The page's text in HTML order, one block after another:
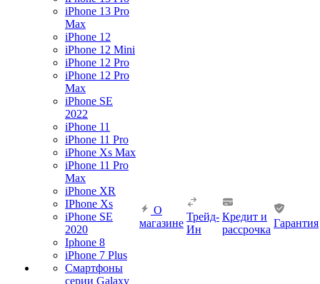
iPhone 13 Pro
Max
iPhone 12
iPhone 12 Mini
iPhone 12 Pro
iPhone 12 Pro
Max
iPhone SE
2022
iPhone 11
iPhone 11 Pro
iPhone Xs Max
iPhone 11 Pro
Max
iPhone XR
IPhone Xs
iPhone SE
2020
Iphone 8
iPhone 7 Plus
Смартфоны
серии Galaxy
О
магазине
Трейд-
Ин
Кредит и
рассрочка
Гарантия